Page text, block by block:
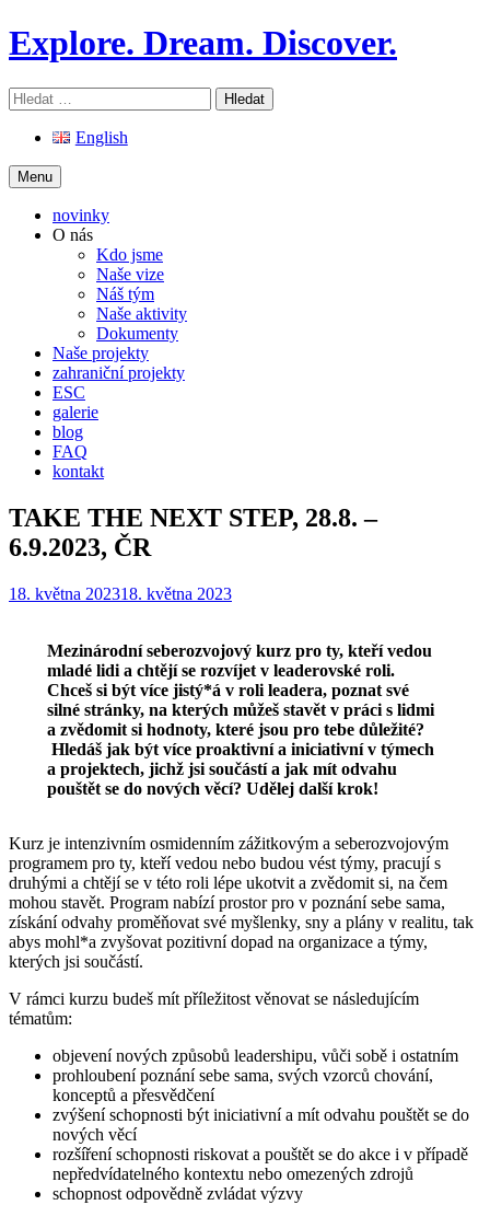
Skip
to
Explore. Dream. Discover.
Vyhledávání
English
Menu
novinky
O nás
Kdo jsme
Naše vize
Náš tým
Naše aktivity
Dokumenty
Naše projekty
zahraniční projekty
ESC
galerie
blog
FAQ
kontakt
TAKE THE NEXT STEP, 28.8. –
6.9.2023, ČR
18. května 202318. května 2023
Mezinárodní seberozvojový kurz pro ty, kteří vedou
mladé lidi a chtějí se rozvíjet v leaderovské roli.
Chceš si být více jistý*á v roli leadera, poznat své
silné stránky, na kterých můžeš stavět v práci s lidmi
a zvědomit si hodnoty, které jsou pro tebe důležité?
Hledáš jak být více proaktivní a iniciativní v týmech
a projektech, jichž jsi součástí a jak mít odvahu
pouštět se do nových věcí? Udělej další krok!
Kurz je intenzivním osmidenním zážitkovým a seberozvojovým
programem pro ty, kteří vedou nebo budou vést týmy, pracují s
druhými a chtějí se v této roli lépe ukotvit a zvědomit si, na čem
mohou stavět. Program nabízí prostor pro v poznání sebe sama,
získání odvahy proměňovat své myšlenky, sny a plány v realitu, tak
abys mohl*a zvyšovat pozitivní dopad na organizace a týmy,
kterých jsi součástí.
V rámci kurzu budeš mít příležitost věnovat se následujícím
tématům:
objevení nových způsobů leadershipu, vůči sobě i ostatním
prohloubení poznání sebe sama, svých vzorců chování,
konceptů a přesvědčení
zvýšení schopnosti být iniciativní a mít odvahu pouštět se do
nových věcí
rozšíření schopnosti riskovat a pouštět se do akce i v případě
nepředvídatelného kontextu nebo omezených zdrojů
schopnost odpovědně zvládat výzvy